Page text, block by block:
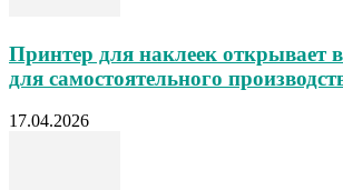
Принтер для наклеек открывает
для самостоятельного
17.04.2026